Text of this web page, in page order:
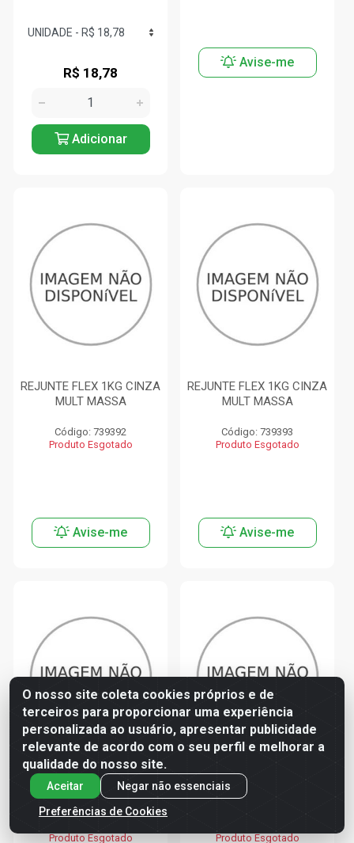
R$ 18,78
Adicionar
Avise-me
REJUNTE FLEX 1KG CINZA
MULT MASSA
Código: 739392
Produto Esgotado
Avise-me
REJUNTE FLEX 1KG CINZA
MULT MASSA
Código: 739393
Produto Esgotado
Avise-me
REJUNTE 1KG BRANCO
MULT MASSA
Produto Esgotado
REJUNTE 1KG PLATINA
MULT MASSA
Produto Esgotado
O nosso site coleta cookies próprios e de
terceiros para proporcionar uma experiência
personalizada ao usuário, apresentar publicidade
relevante de acordo com o seu perfil e melhorar a
qualidade do nosso site.
Aceitar
Negar não essenciais
Preferências de Cookies